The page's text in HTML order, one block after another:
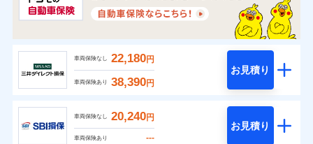
車両保険なし 22,180円
車両保険あり 38,390円
お見積り
車両保険なし 20,240円
車両保険あり ---
お見積り